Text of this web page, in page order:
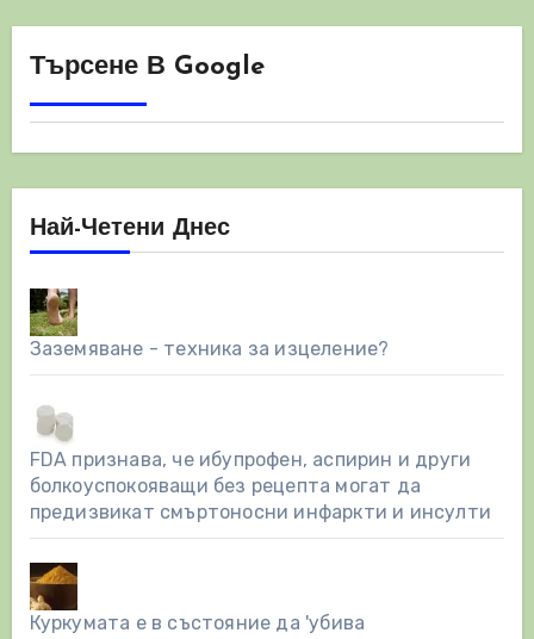
Търсене В Google
Най-Четени Днес
Заземяване - техника за изцеление?
FDA признава, че ибупрофен, аспирин и други
болкоуспокояващи без рецепта могат да
предизвикат смъртоносни инфаркти и инсулти
Куркумата е в състояние да 'убива